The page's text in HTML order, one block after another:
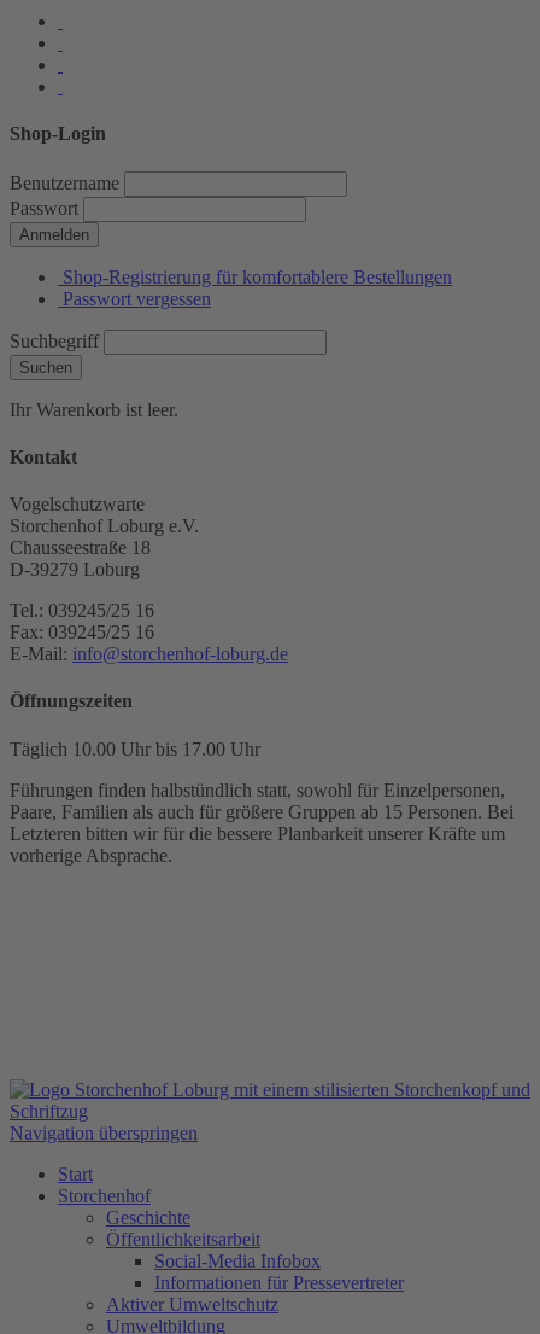
Shop-Login
Benutzername
Passwort
Anmelden
Shop-Registrierung für komfortablere Bestellungen
Passwort vergessen
Suchbegriff
Suchen
Ihr Warenkorb ist leer.
Kontakt
Vogelschutzwarte
Storchenhof Loburg e.V.
Chausseestraße 18
D-39279 Loburg
Tel.: 039245/25 16
Fax: 039245/25 16
E-Mail: info@storchenhof-loburg.de
Öffnungszeiten
Täglich 10.00 Uhr bis 17.00 Uhr
Führungen finden halbstündlich statt, sowohl für Einzelpersonen,
Paare, Familien als auch für größere Gruppen ab 15 Personen. Bei
Letzteren bitten wir für die bessere Planbarkeit unserer Kräfte um
vorherige Absprache.
Navigation überspringen
Start
Storchenhof
Geschichte
Öffentlichkeitsarbeit
Social-Media Infobox
Informationen für Pressevertreter
Aktiver Umweltschutz
Umweltbildung